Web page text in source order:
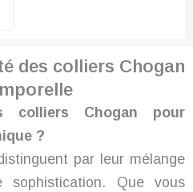
des colliers Chogan
colliers Chogan pour
?
par leur mélange
Que vous